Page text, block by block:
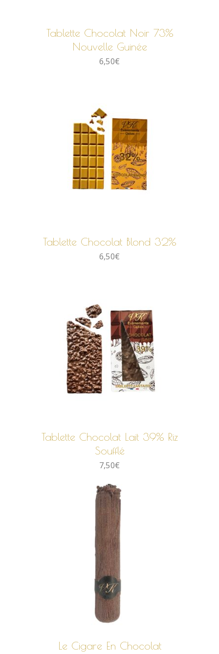
Tablette Chocolat Noir 73%
Nouvelle Guinée
6,50€
Tablette Chocolat Blond 32%
6,50€
Tablette Chocolat Lait 39% Riz
Soufflé
7,50€
AJOUTER AU PANIER
Le Cigare En Chocolat